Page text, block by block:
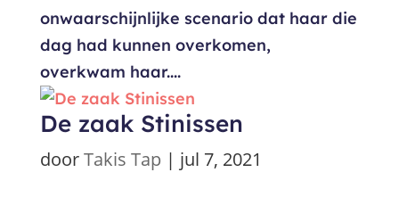
onwaarschijnlijke scenario dat haar die
dag had kunnen overkomen,
overkwam haar....
De zaak Stinissen
doorTakis Tap | jul 7, 2021